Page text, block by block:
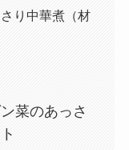
り中華煮（材
菜のあっさ